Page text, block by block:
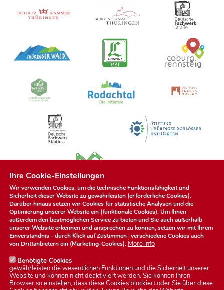
Ihre Cookie-Einstellungen
Wir verwenden Cookies, um die technische Funktionsfähigkeit und
Sicherheit dieser Website zu gewährleisten (erforderliche Cookies).
Darüber hinaus setzen wir Cookies für statistische Analysen und die
Optimierung unserer Website ein (funktionale Cookies). Um Ihnen
außerdem den bestmöglichen Service zu bieten und Sie auch außerhalb
unserer Website erkennen und ansprechen zu können, setzen wir mit Ihrem
Einverständnis - durch Klick aufZustimmen- verschiedene Cookies auch
von Drittanbietern ein (Marketing-Cookies). More info
Benötigte Cookies
gewährleisten die wesentlichen Funktionen und die Sicherheit unserer
Website und können nicht deaktiviert werden. Sie können Ihren
Browser so einstellen, dass diese Cookies blockiert oder Sie über diese